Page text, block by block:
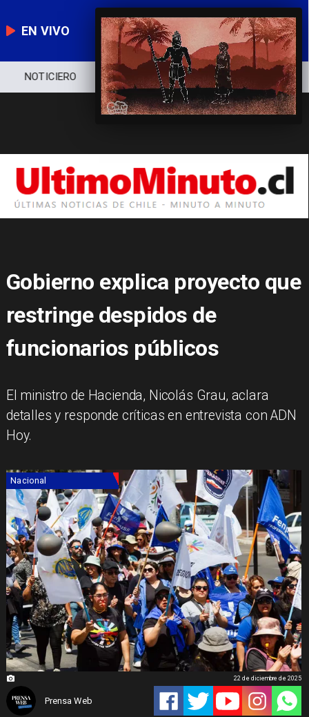
EN VIVO
NOTICIERO POLÍTICA ECONOMÍA
Gobierno explica proyecto que
restringe despidos de
funcionarios públicos
El ministro de Hacienda, Nicolás Grau, aclara
detalles y responde críticas en entrevista con ADN
Hoy.
Nacional
Prensa Web
22 de diciembre de 2025